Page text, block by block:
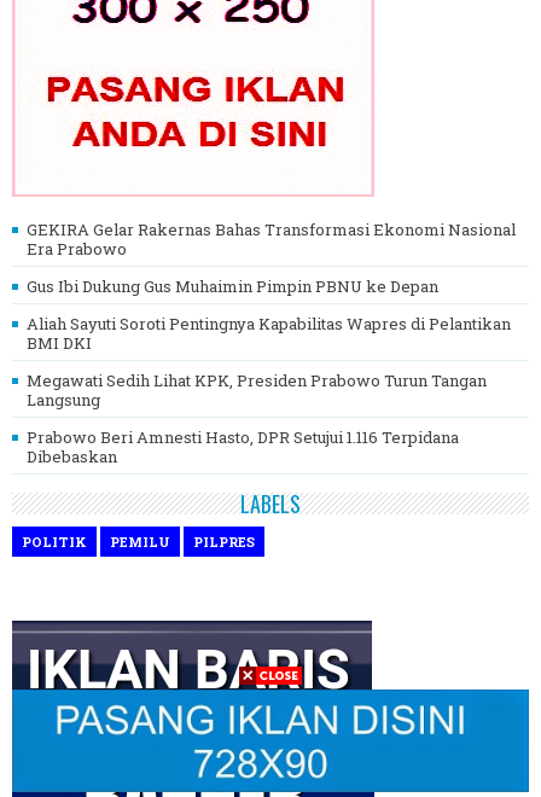
GEKIRA Gelar Rakernas Bahas Transformasi Ekonomi Nasional
Era Prabowo
Gus Ibi Dukung Gus Muhaimin Pimpin PBNU ke Depan
Aliah Sayuti Soroti Pentingnya Kapabilitas Wapres di Pelantikan
BMI DKI
Megawati Sedih Lihat KPK, Presiden Prabowo Turun Tangan
Langsung
Prabowo Beri Amnesti Hasto, DPR Setujui 1.116 Terpidana
Dibebaskan
LABELS
POLITIK PEMILU PILPRES